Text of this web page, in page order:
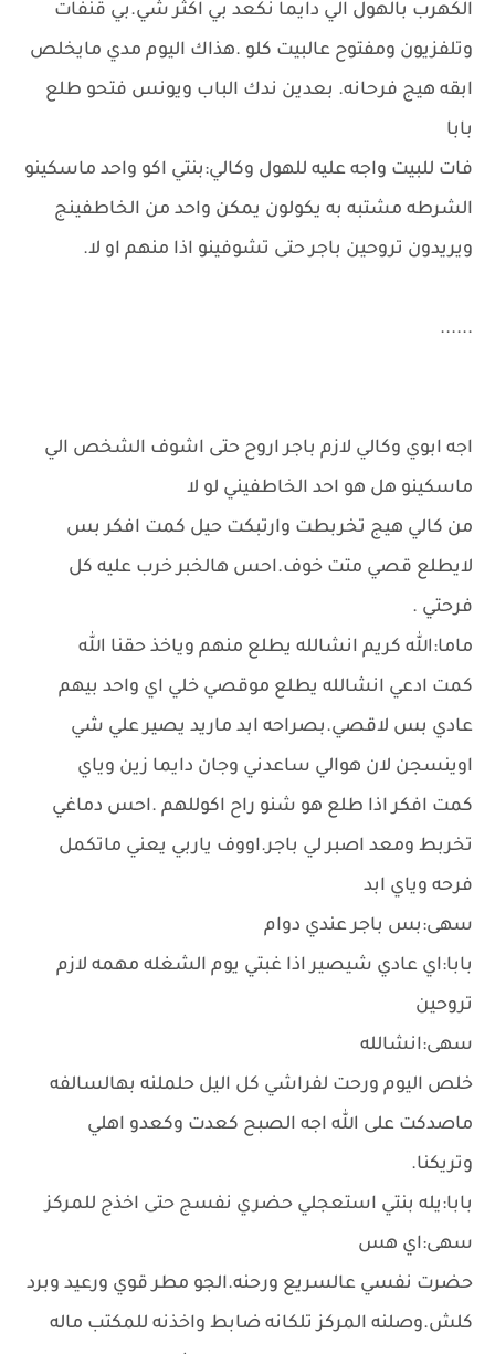
الكهرب بالهول الي دايما نكعد بي اكثر شي.بي قنفات
وتلفزيون ومفتوح عالبيت كلو .هذاك اليوم مدي مايخلص
ابقه هيج فرحانه. بعدين ندك الباب ويونس فتحو طلع
بابا
فات للبيت واجه عليه للهول وكالي:بنتي اكو واحد ماسكينو
الشرطه مشتبه به يكولون يمكن واحد من الخاطفينج
ويريدون تروحين باجر حتى تشوفينو اذا منهم او لا.
......
اجه ابوي وكالي لازم باجر اروح حتى اشوف الشخص الي
ماسكينو هل هو احد الخاطفيني لو لا
من كالي هيج تخربطت وارتبكت حيل كمت افكر بس
لايطلع قصي متت خوف.احس هالخبر خرب عليه كل
فرحتي .
ماما:الله كريم انشالله يطلع منهم وياخذ حقنا الله
كمت ادعي انشالله يطلع موقصي خلي اي واحد بيهم
عادي بس لاقصي.بصراحه ابد ماريد يصير علي شي
اوينسجن لان هوالي ساعدني وجان دايما زين وياي
كمت افكر اذا طلع هو شنو راح اكوللهم .احس دماغي
تخربط ومعد اصبر لي باجر.اووف ياربي يعني ماتكمل
فرحه وياي ابد
سهى:بس باجر عندي دوام
بابا:اي عادي شيصير اذا غبتي يوم الشغله مهمه لازم
تروحين
سهى:انشالله
خلص اليوم ورحت لفراشي كل اليل حلملنه بهالسالفه
ماصدكت على الله اجه الصبح كعدت وكعدو اهلي
وتريكنا.
بابا:يله بنتي استعجلي حضري نفسج حتى اخذج للمركز
سهى:اي هس
حضرت نفسي عالسريع ورحنه.الجو مطر قوي ورعيد وبرد
كلش.وصلنه المركز تلكانه ضابط واخذنه للمكتب ماله